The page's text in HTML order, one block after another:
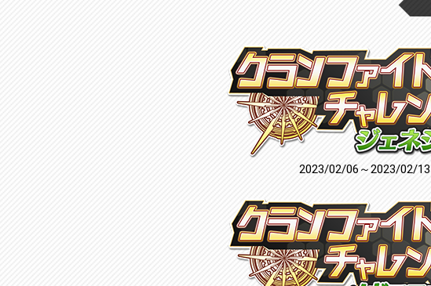
2023/02/06～2023/02/13